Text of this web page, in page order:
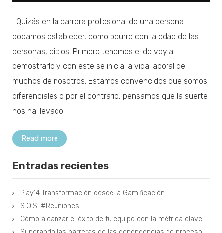
Quizás en la carrera profesional de una persona
podamos establecer, como ocurre con la edad de las
personas, ciclos. Primero tenemos el de voy a
demostrarlo y con este se inicia la vida laboral de
muchos de nosotros. Estamos convencidos que somos
diferenciales o por el contrario, pensamos que la suerte
nos ha llevado
Read more
Entradas recientes
Play14 Transformación desde la Gamificación
S.O.S. #Reuniones
Cómo alcanzar el éxito de tu equipo con la métrica clave